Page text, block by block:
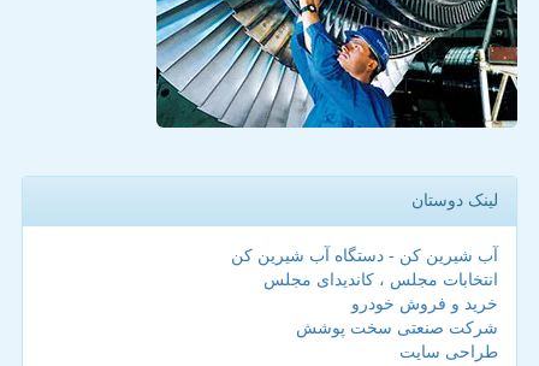
لینک دوستان
آب شیرین کن - دستگاه آب شیرین کن
انتخابات مجلس ، کاندیدای مجلس
خرید و فروش خودرو
شرکت صنعتی سخت پوشش
طراحی سایت